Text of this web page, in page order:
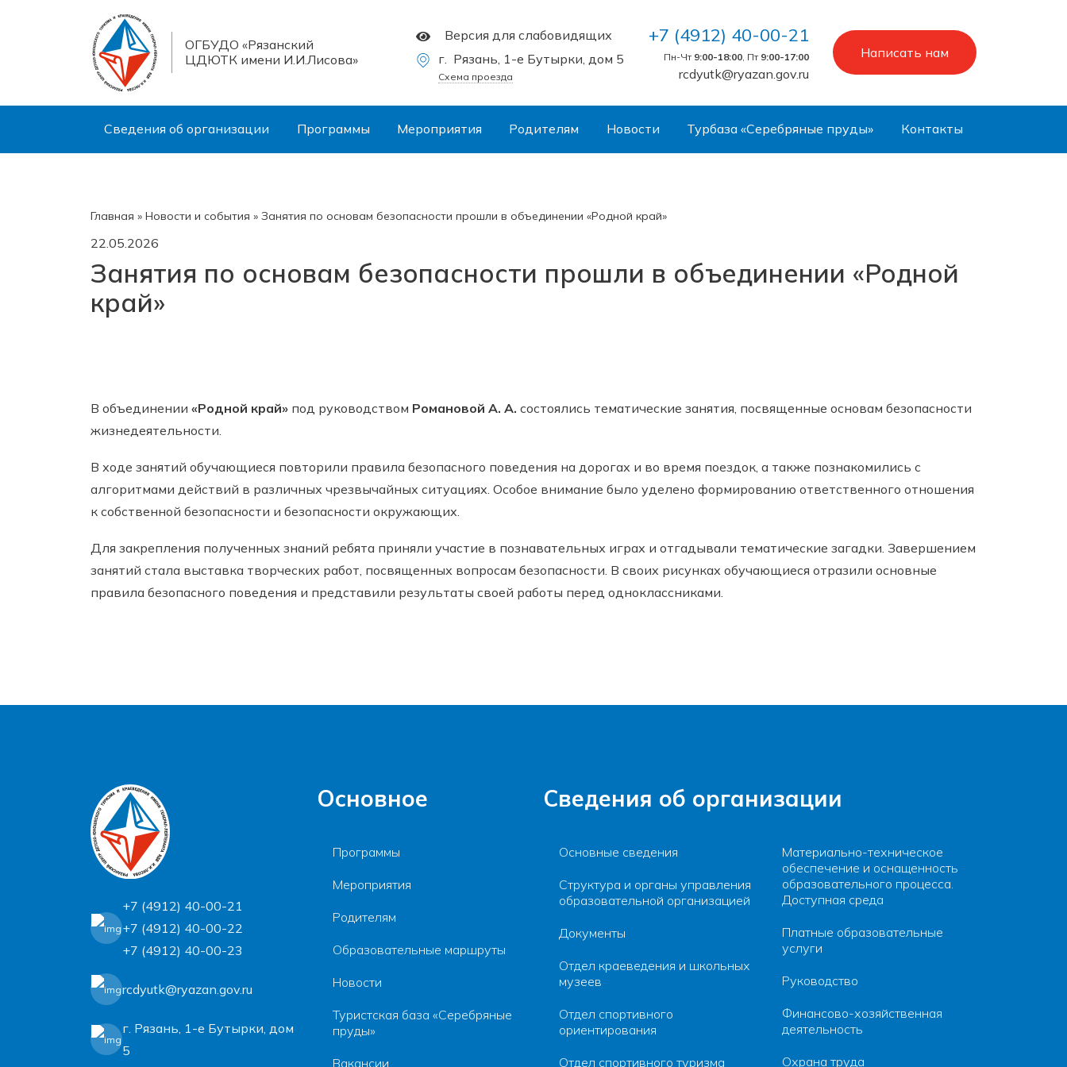
ОГБУДО «Рязанский
ЦДЮТК имени И.И.Лисова»
Версия для слабовидящих
г. Рязань, 1-e Бутырки, дом 5
Схема проезда
+7 (4912) 40-00-21
Пн-Чт 9:00-18:00, Пт 9:00-17:00
rcdyutk@ryazan.gov.ru
Написать нам
Сведения об организации Программы Мероприятия Родителям Новости Турбаза «Серебряные пруды» Контакты
Главная » Новости и события » Занятия по основам безопасности прошли в объединении «Родной край»
22.05.2026
Занятия по основам безопасности прошли в объединении «Родной
край»
В объединении «Родной край» под руководством Романовой А. А. состоялись тематические занятия, посвященные основам безопасности
жизнедеятельности.
В ходе занятий обучающиеся повторили правила безопасного поведения на дорогах и во время поездок, а также познакомились с
алгоритмами действий в различных чрезвычайных ситуациях. Особое внимание было уделено формированию ответственного отношения
к собственной безопасности и безопасности окружающих.
Для закрепления полученных знаний ребята приняли участие в познавательных играх и отгадывали тематические загадки. Завершением
занятий стала выставка творческих работ, посвященных вопросам безопасности. В своих рисунках обучающиеся отразили основные
правила безопасного поведения и представили результаты своей работы перед одноклассниками.
+7 (4912) 40-00-21
+7 (4912) 40-00-22
+7 (4912) 40-00-23
rcdyutk@ryazan.gov.ru
г. Рязань, 1-e Бутырки, дом
5
Основное
Программы
Мероприятия
Родителям
Образовательные маршруты
Новости
Туристская база «Серебряные
пруды»
Вакансии
Сведения об организации
Основные сведения
Структура и органы управления
образовательной организацией
Документы
Отдел краеведения и школьных
музеев
Отдел спортивного
ориентирования
Отдел спортивного туризма
Материально-техническое
обеспечение и оснащенность
образовательного процесса.
Доступная среда
Платные образовательные
услуги
Руководство
Финансово-хозяйственная
деятельность
Охрана труда